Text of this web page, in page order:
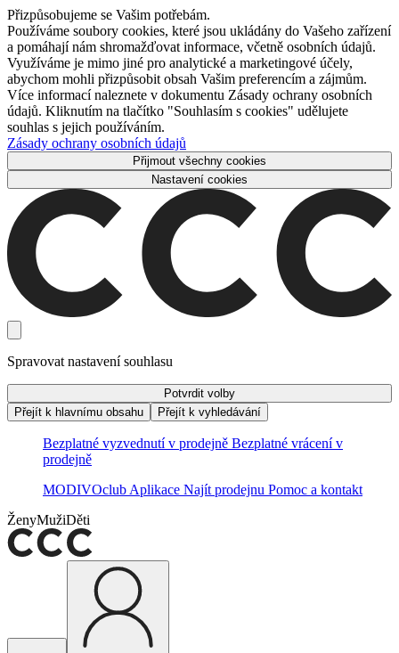
Přizpůsobujeme se Vašim potřebám.
Používáme soubory cookies, které jsou ukládány do Vašeho zařízení
a pomáhají nám shromažďovat informace, včetně osobních údajů.
Využíváme je mimo jiné pro analytické a marketingové účely,
abychom mohli přizpůsobit obsah Vašim preferencím a zájmům.
Více informací naleznete v dokumentu Zásady ochrany osobních
údajů. Kliknutím na tlačítko "Souhlasím s cookies" udělujete
souhlas s jejich používáním.
Zásady ochrany osobních údajů
Přijmout všechny cookies
Nastavení cookies
Spravovat nastavení souhlasu
Potvrdit volby
Přejít k hlavnímu obsahu
Přejít k vyhledávání
Bezplatné vyzvednutí v prodejně Bezplatné vrácení v
prodejně
MODIVOclub Aplikace Najít prodejnu Pomoc a kontakt
ŽenyMužiDěti